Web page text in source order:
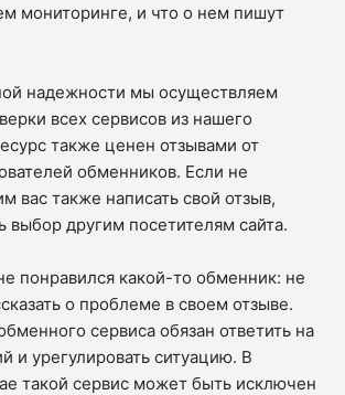
мониторинге, и что о нем пишут
надежности мы осуществляем
всех сервисов из нашего
также ценен отзывами от
обменников. Если не
вас также написать свой отзыв,
выбор другим посетителям сайта.
понравился какой-то обменник: не
о проблеме в своем отзыве.
сервиса обязан ответить на
и урегулировать ситуацию. В
такой сервис может быть исключен